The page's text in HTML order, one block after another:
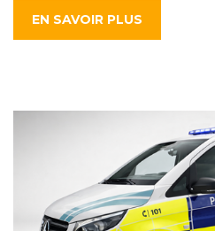
EN SAVOIR PLUS